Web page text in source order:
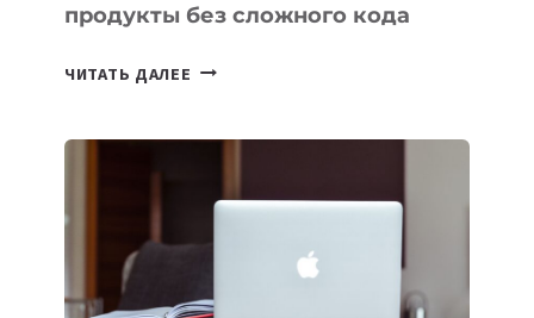
продукты без сложного кода
ЧИТАТЬ ДАЛЕЕ
ПОМОГАЮТ
СОЗДАВАТЬ
БЕЗ